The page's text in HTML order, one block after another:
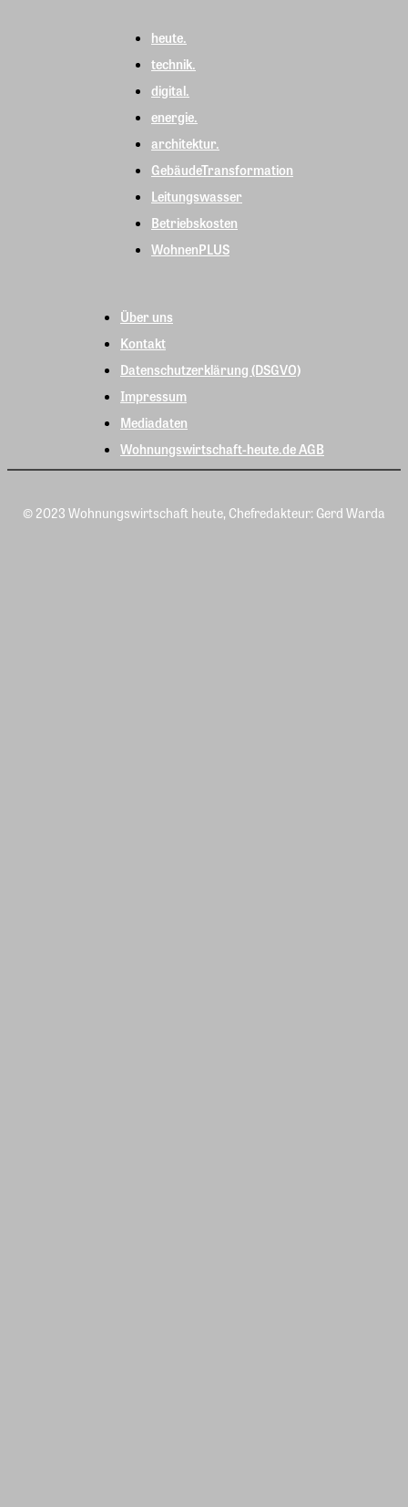
heute.
technik.
digital.
energie.
architektur.
GebäudeTransformation
Leitungswasser
Betriebskosten
WohnenPLUS
Über uns
Kontakt
Datenschutzerklärung (DSGVO)
Impressum
Mediadaten
Wohnungswirtschaft-heute.de AGB
© 2023 Wohnungswirtschaft heute, Chefredakteur: Gerd Warda